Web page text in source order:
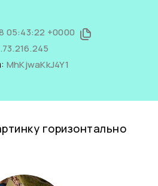
05:43:22 +0000
MhKjwaKkJ4Y1
горизонтально